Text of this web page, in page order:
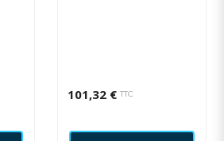
101,32 € TTC